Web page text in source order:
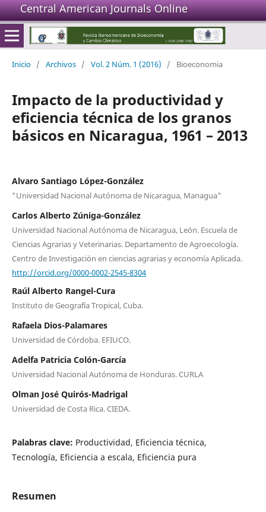
Central American Journals Online
Inicio / Archivos / Vol. 2 Núm. 1 (2016) / Bioeconomia
Impacto de la productividad y
eficiencia técnica de los granos
básicos en Nicaragua, 1961 – 2013
Alvaro Santiago López-González
"Universidad Nacional Autónoma de Nicaragua, Managua"
Carlos Alberto Zúniga-González
Universidad Nacional Autónoma de Nicaragua, León. Escuela de
Ciencias Agrarias y Veterinarias. Departamento de Agroecología.
Centro de Investigación en ciencias agrarias y economía Aplicada.
http://orcid.org/0000-0002-2545-8304
Raúl Alberto Rangel-Cura
Instituto de Geografía Tropical, Cuba.
Rafaela Dios-Palamares
Universidad de Córdoba. EFIUCO.
Adelfa Patricia Colón-García
Universidad Nacional Autónoma de Honduras. CURLA
Olman José Quirós-Madrigal
Universidad de Costa Rica. CIEDA.
Palabras clave: Productividad, Eficiencia técnica,
Tecnología, Eficiencia a escala, Eficiencia pura
Resumen